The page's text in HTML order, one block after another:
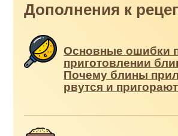
Дополнения к
Основные ошибки
приготовлении
Почему блины
рвутся и